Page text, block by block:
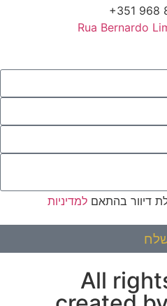
Rua Bernardo
דיוור בהתאם למדיניות
© All